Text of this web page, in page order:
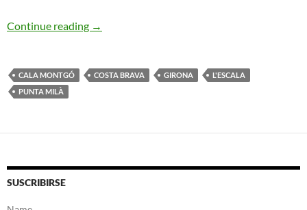
Continue reading Intrépida Sirena. Costa Brava
→
CALA MONTGÓ COSTA BRAVA GIRONA
L'ESCALA
PUNTA MILÀ
SUSCRIBIRSE